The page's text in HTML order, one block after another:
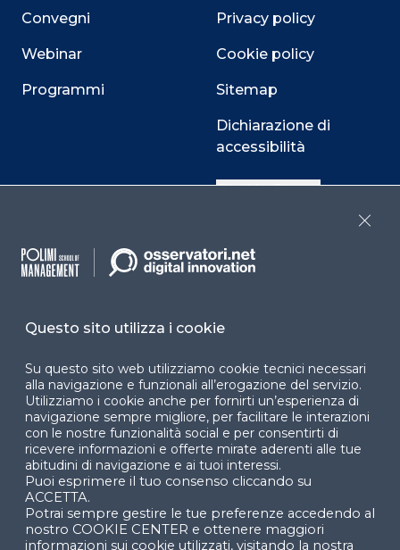
Convegni
Webinar
Programmi
Privacy policy
Cookie policy
Sitemap
Dichiarazione di
accessibilità
Cookie Center
Facebook LinkedIn
© 2024 Copyright © Politecnico di Milano Dipartimento
di Ingegneria Gestionale
Questo sito utilizza i cookie
Su questo sito web utilizziamo cookie tecnici necessari
alla navigazione e funzionali all’erogazione del servizio.
Utilizziamo i cookie anche per fornirti un’esperienza di
navigazione sempre migliore, per facilitare le interazioni
con le nostre funzionalità social e per consentirti di
ricevere informazioni e offerte mirate aderenti alle tue
abitudini di navigazione e ai tuoi interessi.
Puoi esprimere il tuo consenso cliccando su
ACCETTA.
Potrai sempre gestire le tue preferenze accedendo al
nostro COOKIE CENTER e ottenere maggiori
informazioni sui cookie utilizzati, visitando la nostra